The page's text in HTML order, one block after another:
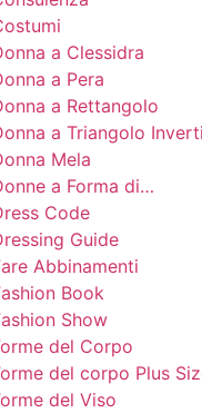
a Clessidra
a Pera
a Rettangolo
a Triangolo
Mela
a Forma di…
Code
Guide
Abbinamenti
Book
Show
del Corpo
del corpo Plus
del Viso